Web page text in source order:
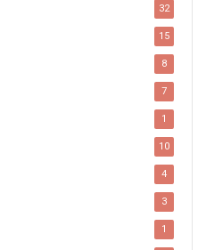
32
15
8
7
1
10
4
3
1